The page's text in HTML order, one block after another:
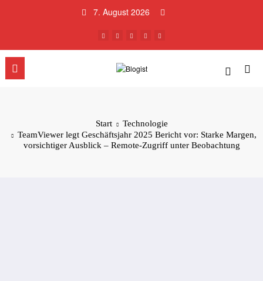
7. August 2026
Start
Technologie
TeamViewer legt Geschäftsjahr 2025 Bericht vor: Starke Margen,
vorsichtiger Ausblick – Remote-Zugriff unter Beobachtung